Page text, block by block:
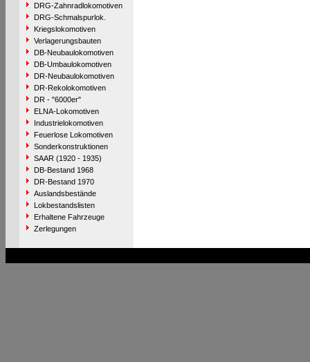
DRG-Zahnradlokomotiven
DRG-Schmalspurlok.
Kriegslokomotiven
Verlagerungsbauten
DB-Neubaulokomotiven
DB-Umbaulokomotiven
DR-Neubaulokomotiven
DR-Rekolokomotiven
DR - "6000er"
ELNA-Lokomotiven
Industrielokomotiven
Feuerlose Lokomotiven
Sonderkonstruktionen
SAAR (1920 - 1935)
DB-Bestand 1968
DR-Bestand 1970
Auslandsbestände
Lokbestandslisten
Erhaltene Fahrzeuge
Zerlegungen